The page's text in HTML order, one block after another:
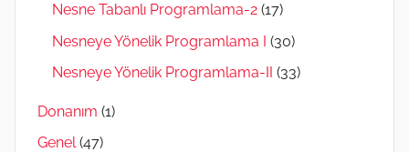
Nesne Tabanlı Programlama-2 (17)
Nesneye Yönelik Programlama I (30)
Nesneye Yönelik Programlama-II (33)
Donanım (1)
Genel(47)